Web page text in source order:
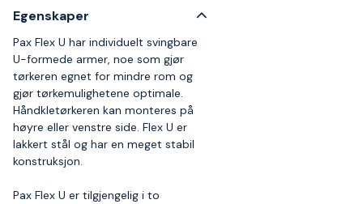
Egenskaper
Pax Flex U har individuelt svingbare
U-formede armer, noe som gjør
tørkeren egnet for mindre rom og
gjør tørkemulighetene optimale.
Håndkletørkeren kan monteres på
høyre eller venstre side. Flex U er
lakkert stål og har en meget stabil
konstruksjon.
Pax Flex U er tilgjengelig i to